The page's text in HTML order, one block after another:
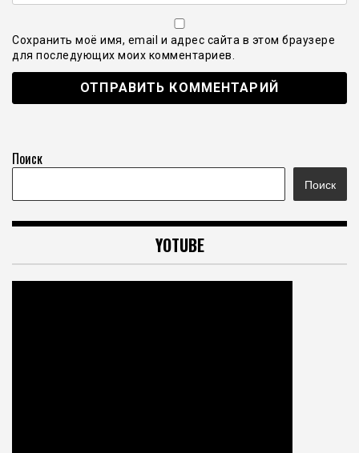
Сохранить моё имя, email и адрес сайта в этом браузере
для последующих моих комментариев.
Поиск
Поиск
YOTUBE